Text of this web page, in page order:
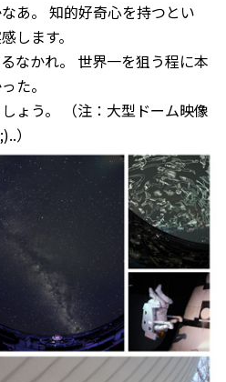
あ。 知的好奇心を持つとい
します。
なかれ。 世界一を狙う程に本
た。
ょう。 （注：大型ドーム映像
）